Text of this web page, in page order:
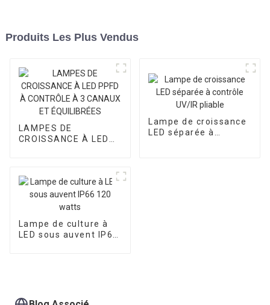
Produits Les Plus Vendus
LAMPES DE
CROISSANCE À LED
Lampe de croissance
LED séparée à
Lampe de culture à
LED sous auvent IP66